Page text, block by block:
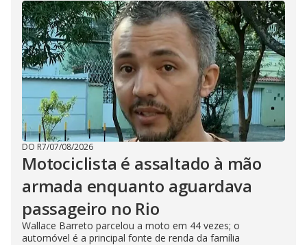
DO R7/07/08/2026
Motociclista é assaltado à mão
armada enquanto aguardava
passageiro no Rio
Wallace Barreto parcelou a moto em 44 vezes; o
automóvel é a principal fonte de renda da família